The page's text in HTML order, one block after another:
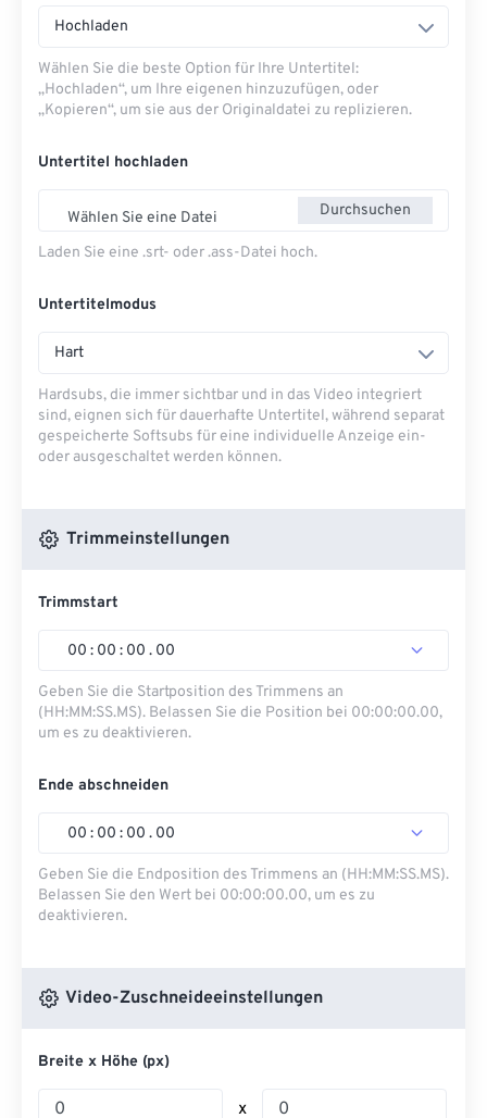
Hochladen
Wählen Sie die beste Option für Ihre Untertitel:
„Hochladen“, um Ihre eigenen hinzuzufügen, oder
„Kopieren“, um sie aus der Originaldatei zu replizieren.
Untertitel hochladen
Wählen Sie eine Datei Durchsuchen
Laden Sie eine .srt- oder .ass-Datei hoch.
Untertitelmodus
Hart
Hardsubs, die immer sichtbar und in das Video integriert
sind, eignen sich für dauerhafte Untertitel, während separat
gespeicherte Softsubs für eine individuelle Anzeige ein-
oder ausgeschaltet werden können.
Trimmeinstellungen
Trimmstart
00 : 00 : 00 . 00
Geben Sie die Startposition des Trimmens an
(HH:MM:SS.MS). Belassen Sie die Position bei 00:00:00.00,
um es zu deaktivieren.
Ende abschneiden
00 : 00 : 00 . 00
Geben Sie die Endposition des Trimmens an (HH:MM:SS.MS).
Belassen Sie den Wert bei 00:00:00.00, um es zu
deaktivieren.
Video-Zuschneideeinstellungen
Breite x Höhe (px)
x